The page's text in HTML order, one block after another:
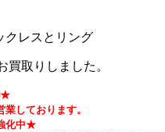
クレスとリング
買取りしました。
★
しております。
化中★